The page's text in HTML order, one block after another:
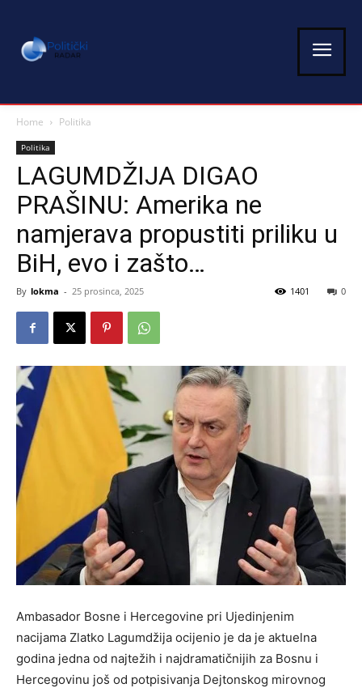
Home Politika
Politika
LAGUMDŽIJA DIGAO
PRAŠINU: Amerika ne
namjerava propustiti priliku u
BiH, evo i zašto…
By lokma - 25 prosinca, 2025 0
1401
Ambasador Bosne i Hercegovine pri Ujedinjenim
nacijama Zlatko Lagumdžija ocijenio je da je aktuelna
godina jedna od najtežih i najdramatičnijih za Bosnu i
Hercegovinu još od potpisivanja Dejtonskog mirovnog